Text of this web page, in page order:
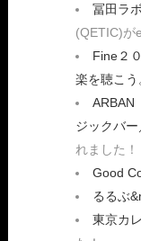
冨田ラ
(QETIC)が
Fine２
楽を聴こう
ARBAN
ジックバー
れました！
Good
るるぶ
東京カ